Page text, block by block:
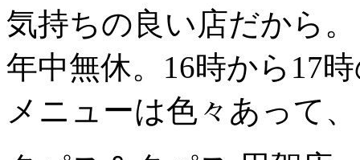
気持ちの良い店だから。
年中無休。16時から17
メニューは色々あって